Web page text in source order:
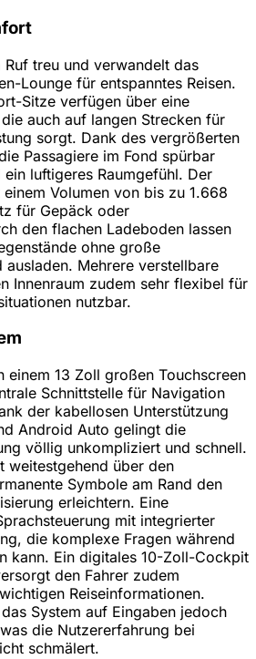
treu und verwandelt das
Lounge für entspanntes Reisen.
Sitze verfügen über eine
auch auf langen Strecken für
sorgt. Dank des vergrößerten
Passagiere im Fond spürbar
luftigeres Raumgefühl. Der
Volumen von bis zu 1.668
für Gepäck oder
den flachen Ladeboden lassen
ohne große
ausladen. Mehrere verstellbare
Innenraum zudem sehr flexibel für
nutzbar.
13 Zoll großen Touchscreen
Schnittstelle für Navigation
der kabellosen Unterstützung
Android Auto gelingt die
völlig unkompliziert und schnell.
weitestgehend über den
Symbole am Rand den
erleichtern. Eine
mit integrierter
die komplexe Fragen während
kann. Ein digitales 10-Zoll-Cockpit
den Fahrer zudem
Reiseinformationen.
System auf Eingaben jedoch
die Nutzererfahrung bei
schmälert.